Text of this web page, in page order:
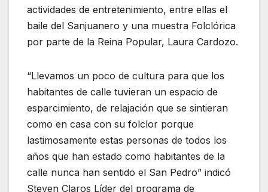
actividades de entretenimiento, entre ellas el
baile del Sanjuanero y una muestra Folclórica
por parte de la Reina Popular, Laura Cardozo.
“Llevamos un poco de cultura para que los
habitantes de calle tuvieran un espacio de
esparcimiento, de relajación que se sintieran
como en casa con su folclor porque
lastimosamente estas personas de todos los
años que han estado como habitantes de la
calle nunca han sentido el San Pedro” indicó
Steven Claros Líder del programa de